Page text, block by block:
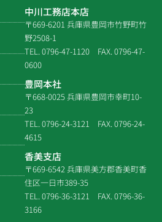
中川工務店本店
〒669-6201 兵庫県豊岡市竹野町竹
野2508-1
TEL. 0796-47-1120 FAX. 0796-47-
0600
豊岡本社
〒668-0025 兵庫県豊岡市幸町10-
23
TEL. 0796-24-3121 FAX. 0796-24-
4615
香美支店
〒669-6542 兵庫県美方郡香美町香
住区一日市389-35
TEL. 0796-36-3121 FAX. 0796-36-
3166